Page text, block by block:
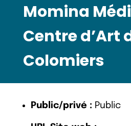
Momina
Centre d’Art
Colomiers
Public/privé : Public